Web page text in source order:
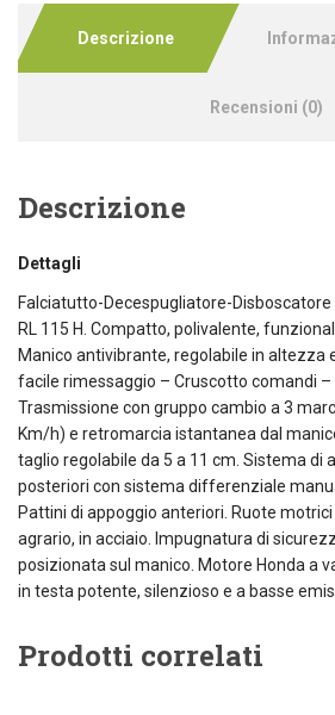
Descrizione
Recensioni (0)
Descrizione
Dettagli
Falciatutto-Decespugliatore-Disboscatore
RL 115 H. Compatto, polivalente,
Manico antivibrante, regolabile in altezza
facile rimessaggio – Cruscotto comandi
Trasmissione con gruppo cambio a 3
Km/h) e retromarcia istantanea dal
taglio regolabile da 5 a 11 cm. Sistema di
posteriori con sistema differenziale
Pattini di appoggio anteriori. Ruote
agrario, in acciaio. Impugnatura di
posizionata sul manico. Motore Honda a
in testa potente, silenzioso e a basse
Prodotti correlati